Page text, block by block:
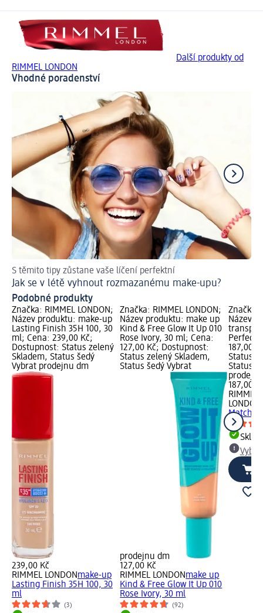
Další produkty od
RIMMEL LONDON
Vhodné poradenství
S těmito tipy zůstane vaše líčení perfektní
Jak se v létě vyhnout rozmazanému make-upu?
Podobné produkty
Značka: RIMMEL LONDON;
Název produktu: make-up
Lasting Finish 35H 100, 30
ml; Cena: 239,00 Kč;
Dostupnost: Status zelený
Skladem, Status šedý
Vybrat prodejnu dm
239,00 Kč
RIMMEL LONDONmake-up
Lasting Finish 35H 100, 30
ml
(3)
Značka: RIMMEL LONDON;
Název produktu: make up
Kind & Free Glow It Up 010
Rose Ivory, 30 ml; Cena:
127,00 Kč; Dostupnost:
Status zelený Skladem,
Status šedý Vybrat
prodejnu dm
127,00 Kč
RIMMEL LONDONmake up
Kind & Free Glow It Up 010
Rose Ivory, 30 ml
(92)
Značka:
Název
187,00
Status
Status
187,00
RIMMEL
LONDON
Match